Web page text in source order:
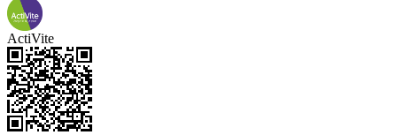
ActiVite